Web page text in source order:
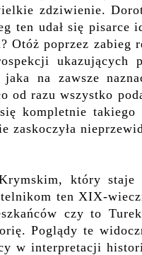
zdziwienie.
ten udał się pisarce
Otóż poprzez zabieg
ukazujących
na zawsze
od razu wszystko
kompletnie takiego
zaskoczyła
który staje
ten XIX-
czy to
Poglądy te
w interpretacji